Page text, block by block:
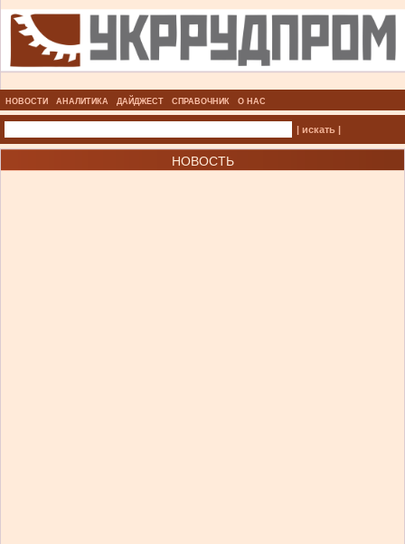
НОВОСТИ АНАЛИТИКА ДАЙДЖЕСТ СПРАВОЧНИК О НАС
| искать |
НОВОСТЬ